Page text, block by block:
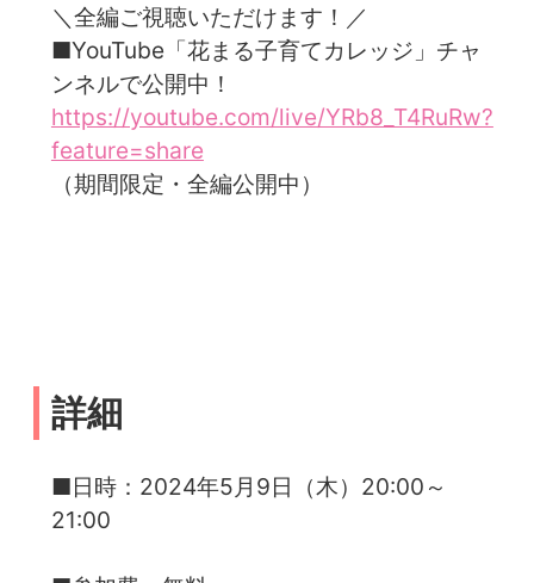
＼全編ご視聴いただけます！／
■YouTube「花まる子育てカレッジ」チャ
ンネルで公開中！
https://youtube.com/live/YRb8_T4RuRw?
feature=share
（期間限定・全編公開中）
詳細
■日時：2024年5月9日（木）20:00～
21:00